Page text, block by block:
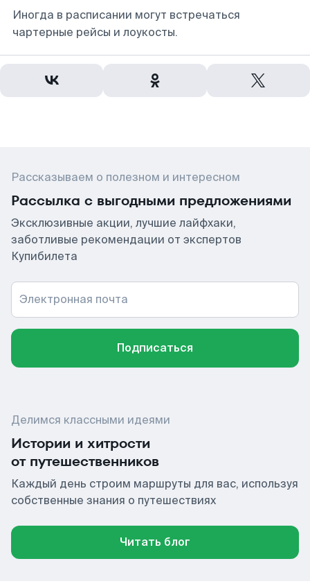
Иногда в расписании могут встречаться
чартерные рейсы и лоукосты.
Рассказываем о полезном и интересном
Рассылка с выгодными предложениями
Эксклюзивные акции, лучшие лайфхаки,
заботливые рекомендации от экспертов
Купибилета
Электронная почта
Подписаться
Делимся классными идеями
Истории и хитрости
от путешественников
Каждый день строим маршруты для вас, используя
собственные знания о путешествиях
Читать блог